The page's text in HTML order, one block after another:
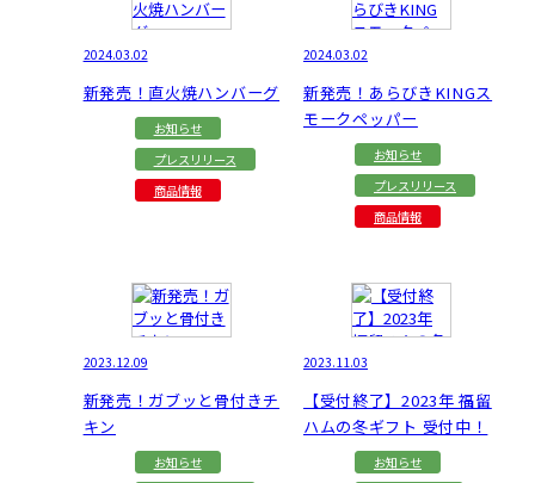
2024.03.02
新発売！直火焼ハンバーグ
お知らせ
プレスリリース
商品情報
2024.03.02
新発売！あらびきKINGス
モークペッパー
お知らせ
プレスリリース
商品情報
2023.12.09
新発売！ガブッと骨付きチ
キン
お知らせ
2023.11.03
【受付終了】2023年 福留
ハムの冬ギフト 受付中！
お知らせ